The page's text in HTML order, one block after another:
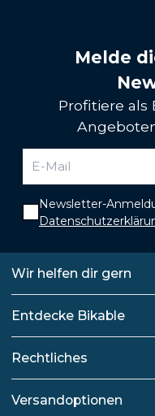
Melde
Profitiere als
Newsletter-
Wir helfen dir gern
Entdecke Bikable
Rechtliches
Versandoptionen